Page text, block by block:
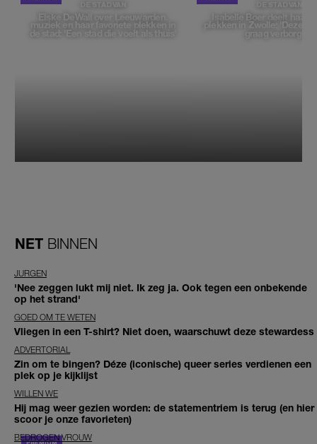
DE STAD VAN
Elske DeWall over Leeuwarden,
muziek en haar favoriete plekken in
de stad: 'Een stad die voelt als thuis'
DE STAD VAN
Isabelle Boer deelt haar
plekken in Zwolle: 'Deze
graag verborgen'
NET BINNEN
JURGEN
'Nee zeggen lukt mij niet. Ik zeg ja. Ook tegen een onbekende
op het strand'
GOED OM TE WETEN
Vliegen in een T-shirt? Niet doen, waarschuwt deze stewardess
ADVERTORIAL
Zin om te bingen? Déze (iconische) queer series verdienen een
plek op je kijklijst
WILLEN WE
Hij mag weer gezien worden: de statementriem is terug (en hier
scoor je onze favorieten)
BEDROGEN VROUW